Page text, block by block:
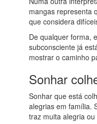
mangas representa
que considera
De qualquer forma,
subconsciente já
mostrar o caminho
Sonhar
Sonhar que está
alegrias em família.
traz muita alegria